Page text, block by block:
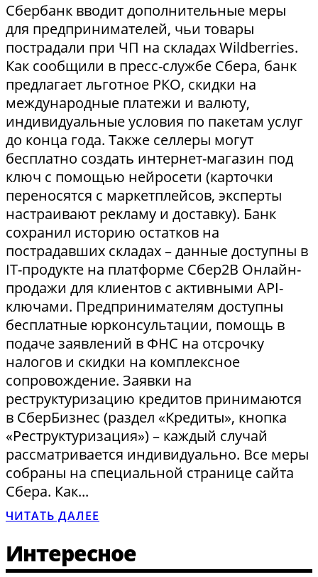
Сбербанк вводит дополнительные меры
для предпринимателей, чьи товары
пострадали при ЧП на складах Wildberries.
Как сообщили в пресс-службе Сбера, банк
предлагает льготное РКО, скидки на
международные платежи и валюту,
индивидуальные условия по пакетам услуг
до конца года. Также селлеры могут
бесплатно создать интернет-магазин под
ключ с помощью нейросети (карточки
переносятся с маркетплейсов, эксперты
настраивают рекламу и доставку). Банк
сохранил историю остатков на
пострадавших складах – данные доступны в
IT-продукте на платформе Сбер2В Онлайн-
продажи для клиентов с активными API-
ключами. Предпринимателям доступны
бесплатные юрконсультации, помощь в
подаче заявлений в ФНС на отсрочку
налогов и скидки на комплексное
сопровождение. Заявки на
реструктуризацию кредитов принимаются
в СберБизнес (раздел «Кредиты», кнопка
«Реструктуризация») – каждый случай
рассматривается индивидуально. Все меры
собраны на специальной странице сайта
Сбера. Как...
ЧИТАТЬ ДАЛЕЕ
Интересное